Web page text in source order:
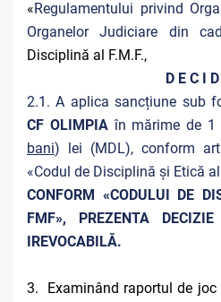
«Regulamentului privind
Organelor Judiciare din
Disciplină al F.M.F.,
D E C I
2.1. A aplica sancțiune sub
CF OLIMPIAîn mărime de 1
bani) lei (MDL), conform
«Codul de Disciplină și Etică
CONFORM «CODULUI DE
FMF», PREZENTA
IREVOCABILĂ.
3. Examinând raportul de joc